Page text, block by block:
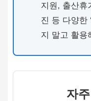
지원, 출산휴
진 등 다양한
지 말고 활용
자